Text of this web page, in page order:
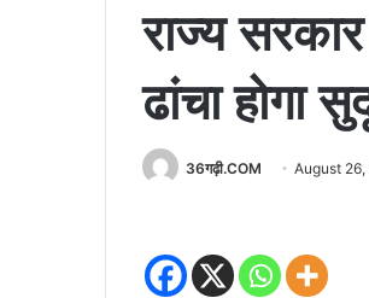
राज्य
ढांचा होगा
36गढ़ी.COM August